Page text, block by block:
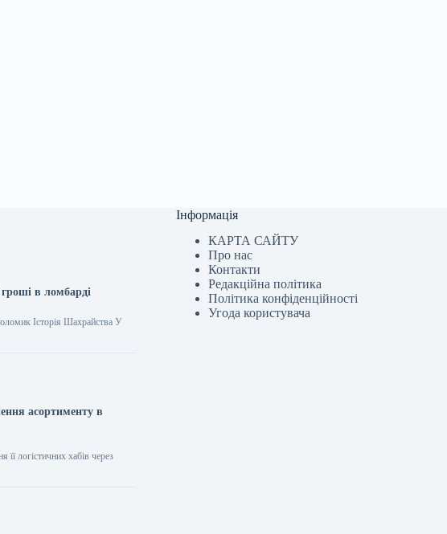
в ломбарді
Історія Шахрайства У
асортименту в
логістичних хабів через
Інформація
КАРТА САЙТУ
Про нас
Контакти
Редакційна політика
Політика конфіденційності
Угода користувача